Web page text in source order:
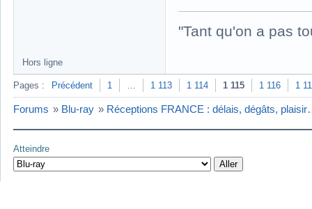
"Tant qu'on a pas
Hors ligne
Pages : Précédent 1 1 113 1 114 1 115 1 116 1
Forums » Blu-ray » Réceptions FRANCE : délais, dégâts,
Atteindre